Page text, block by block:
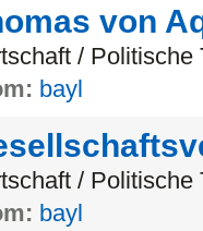
von
/ Politische
bayl
/ Politische
bayl